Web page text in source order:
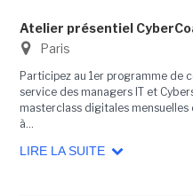
Atelier présentiel
Paris
Participez au 1er programme de
service des managers IT et
masterclass digitales
à...
LIRE LA SUITE